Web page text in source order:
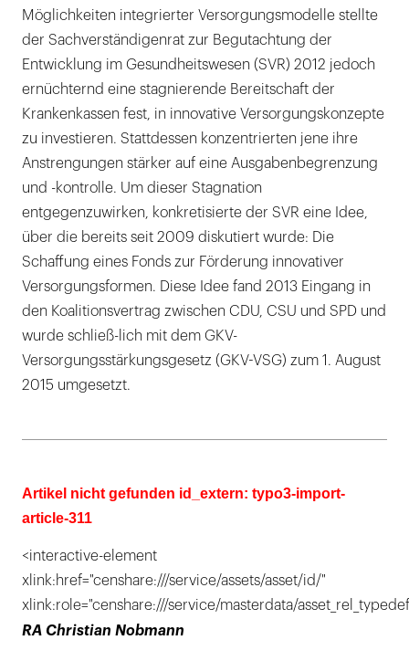
Möglichkeiten integrierter Versorgungsmodelle stellte
der Sachverständigenrat zur Begutachtung der
Entwicklung im Gesundheitswesen (SVR) 2012 jedoch
ernüchternd eine stagnierende Bereitschaft der
Krankenkassen fest, in innovative Versorgungskonzepte
zu investieren. Stattdessen konzentrierten jene ihre
Anstrengungen stärker auf eine Ausgabenbegrenzung
und -kontrolle. Um dieser Stagnation
entgegenzuwirken, konkretisierte der SVR eine Idee,
über die bereits seit 2009 diskutiert wurde: Die
Schaffung eines Fonds zur Förderung innovativer
Versorgungsformen. Diese Idee fand 2013 Eingang in
den Koalitionsvertrag zwischen CDU, CSU und SPD und
wurde schließ-lich mit dem GKV-
Versorgungsstärkungsgesetz (GKV-VSG) zum 1. August
2015 umgesetzt.
Artikel nicht gefunden id_extern: typo3-import-
article-311
<interactive-element
xlink:href="censhare:///service/assets/asset/id/"
xlink:role="censhare:///service/masterdata/
RA Christian Nobmann